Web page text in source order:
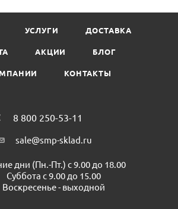
УСЛУГИ ДОСТАВКА
АКЦИИ БЛОГ
КОНТАКТЫ
8 800 250-53-11
sale@smp-sklad.ru
дни (Пн.-Пт.) с 9.00 до 18.00
Суббота с 9.00 до 15.00
Воскресенье - выходной